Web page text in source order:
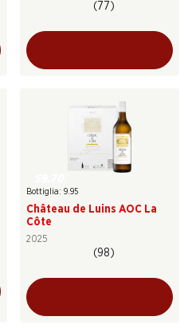
(77)
Bottiglia: 9.95
Château de Luins AOC La
Côte
2025
(98)